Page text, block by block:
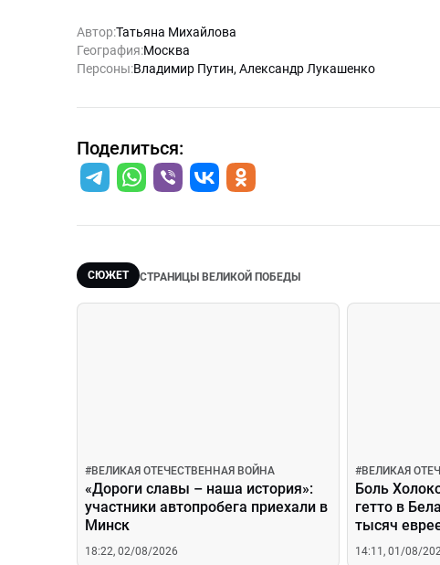
Автор:Татьяна Михайлова
География:Москва
Персоны:Владимир Путин, Александр Лукашенко
Поделиться:
СЮЖЕТ СТРАНИЦЫ ВЕЛИКОЙ ПОБЕДЫ
#ВЕЛИКАЯ ОТЕЧЕСТВЕННАЯ ВОЙНА
«Дороги славы – наша история»:
участники автопробега приехали в
Минск
18:22, 02/08/2026
#ВЕЛИКАЯ
Боль
гетто в
тысяч
колючей
14:11, 01/08/